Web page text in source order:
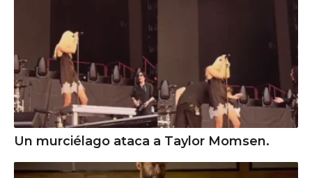
Un murciélago ataca a Taylor Momsen.